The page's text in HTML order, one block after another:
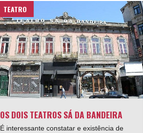
TEATRO
OS DOIS TEATROS SÁ DA BANDEIRA
É interessante constatar e existência de